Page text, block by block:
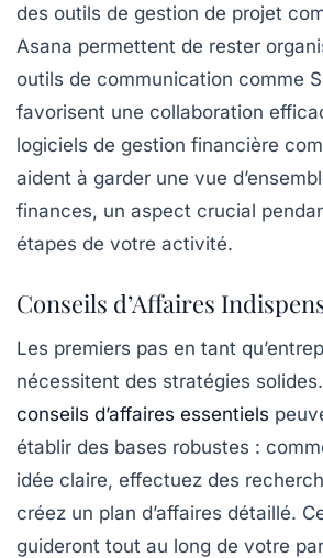
des outils de gestion de projet
Asana permettent de rester
outils de communication comme
favorisent une collaboration
logiciels de gestion financière
aident à garder une vue
finances, un aspect crucial
étapes de votre activité.
Conseils d’Affaires
Les premiers pas en tant
nécessitent des stratégies
conseils d’affaires essentiels
établir des bases robustes :
idée claire, effectuez des
créez un plan d’affaires détaillé.
guideront tout au long de votre